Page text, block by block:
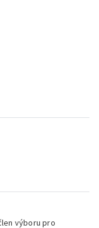
výboru pro